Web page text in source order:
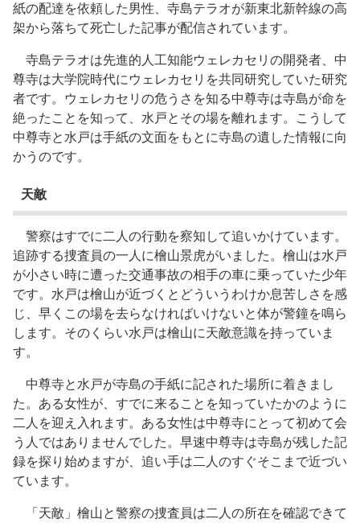
紙の配達を依頼した男性、寺島テラオが新東北新幹線の高
架から落ちて死亡した記事が配信されています。
寺島テラオは先進的人工知能ウェレカセリの開発者、中
尊寺は大学院時代にウェレカセリを共同研究していた研究
者です。ウェレカセリの危うさを知る中尊寺は寺島が命を
絶ったことを知って、水戸とその場を離れます。こうして
中尊寺と水戸は手紙の文面をもとに寺島の遺した情報に向
かうのです。
天敵
警察はすでに二人の行動を察知して追いかけています。
追跡する捜査員の一人に檜山景虎がいました。檜山は水戸
が小さい時に遭った交通事故の相手の車に乗っていた少年
です。水戸は檜山が近づくとどういうわけか息苦しさを感
じ、早くこの場を去らなければいけないと体が警鐘を鳴ら
します。そのくらい水戸は檜山に天敵意識を持っていま
す。
中尊寺と水戸が寺島の手紙に記された場所に着きまし
た。ある女性が、すでに来ることを知っていたかのように
二人を迎え入れます。ある女性は中尊寺にとって初めて会
う人ではありませんでした。早速中尊寺は寺島が残した記
録を探り始めますが、追い手は二人のすぐそこまで近づい
ています。
「天敵」檜山と警察の捜査員は二人の所在を確認できて